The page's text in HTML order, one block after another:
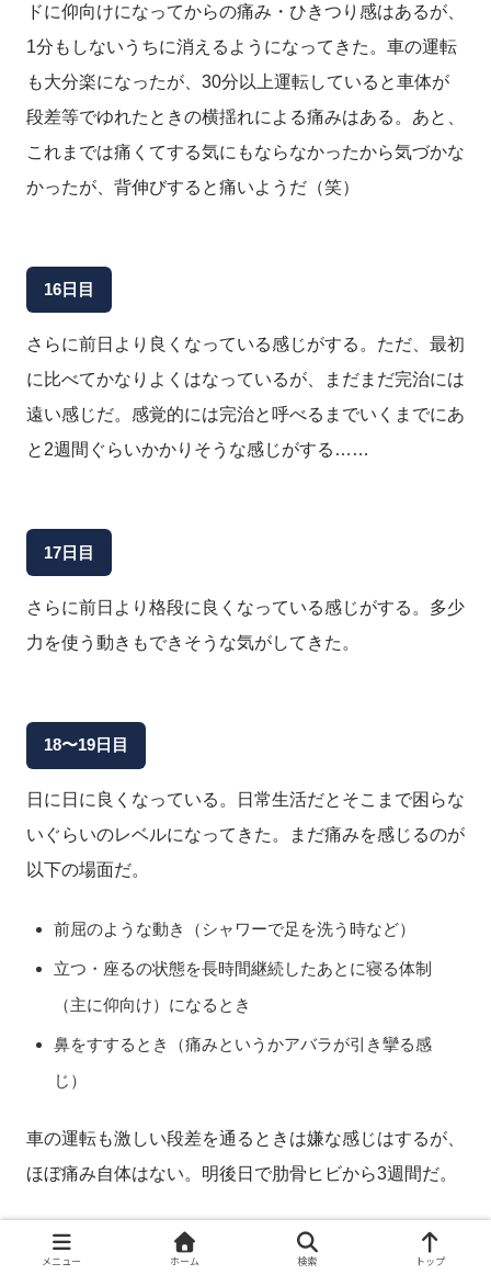
ドに仰向けになってからの痛み・ひきつり感はあるが、
1分もしないうちに消えるようになってきた。車の運転
も大分楽になったが、30分以上運転していると車体が
段差等でゆれたときの横揺れによる痛みはある。あと、
これまでは痛くてする気にもならなかったから気づかな
かったが、背伸びすると痛いようだ（笑）
16日目
さらに前日より良くなっている感じがする。ただ、最初
に比べてかなりよくはなっているが、まだまだ完治には
遠い感じだ。感覚的には完治と呼べるまでいくまでにあ
と2週間ぐらいかかりそうな感じがする……
17日目
さらに前日より格段に良くなっている感じがする。多少
力を使う動きもできそうな気がしてきた。
18〜19日目
日に日に良くなっている。日常生活だとそこまで困らな
いぐらいのレベルになってきた。まだ痛みを感じるのが
以下の場面だ。
前屈のような動き（シャワーで足を洗う時など）
立つ・座るの状態を長時間継続したあとに寝る体制
（主に仰向け）になるとき
鼻をすするとき（痛みというかアバラが引き攣る感
じ）
車の運転も激しい段差を通るときは嫌な感じはするが、
ほぼ痛み自体はない。明後日で肋骨ヒビから3週間だ。
メニュー ホーム 検索 トップ